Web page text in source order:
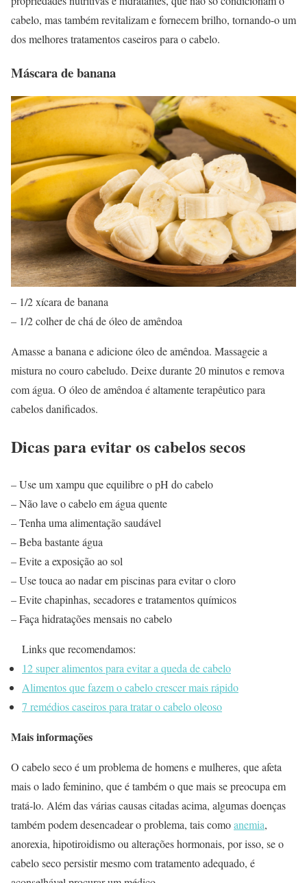
cabelo, mas também revitalizam e fornecem brilho, tornando-o um
dos melhores tratamentos caseiros para o cabelo.
Máscara de banana
– 1/2 xícara de banana
– 1/2 colher de chá de óleo de amêndoa
Amasse a banana e adicione óleo de amêndoa. Massageie a
mistura no couro cabeludo. Deixe durante 20 minutos e remova
com água. O óleo de amêndoa é altamente terapêutico para
cabelos danificados.
Dicas para evitar os cabelos secos
– Use um xampu que equilibre o pH do cabelo
– Não lave o cabelo em água quente
– Tenha uma alimentação saudável
– Beba bastante água
– Evite a exposição ao sol
– Use touca ao nadar em piscinas para evitar o cloro
– Evite chapinhas, secadores e tratamentos químicos
– Faça hidratações mensais no cabelo
Links que recomendamos:
12 super alimentos para evitar a queda de cabelo
Alimentos que fazem o cabelo crescer mais rápido
7 remédios caseiros para tratar o cabelo oleoso
Mais informações
O cabelo seco é um problema de homens e mulheres, que afeta
mais o lado feminino, que é também o que mais se preocupa em
tratá-lo. Além das várias causas citadas acima, algumas doenças
também podem desencadear o problema, tais comoanemia,
anorexia, hipotiroidismo ou alterações hormonais, por isso, se o
cabelo seco persistir mesmo com tratamento adequado, é